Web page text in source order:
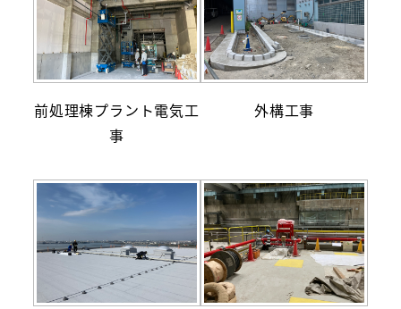
前処理棟プラント電気工
事
外構工事